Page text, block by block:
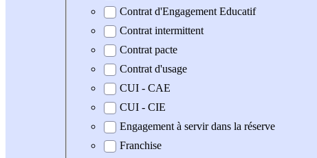
Contrat d'Engagement Educatif
Contrat intermittent
Contrat pacte
Contrat d'usage
CUI - CAE
CUI - CIE
Engagement à servir dans la réserve
Franchise